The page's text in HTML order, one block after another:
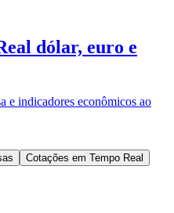
talentos
profissionais da região.